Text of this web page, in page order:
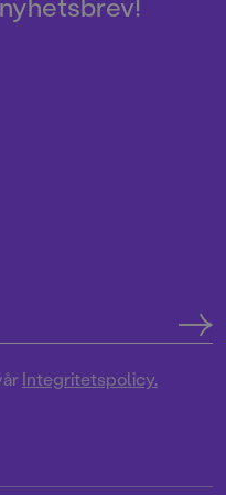
Integritetspolicy.